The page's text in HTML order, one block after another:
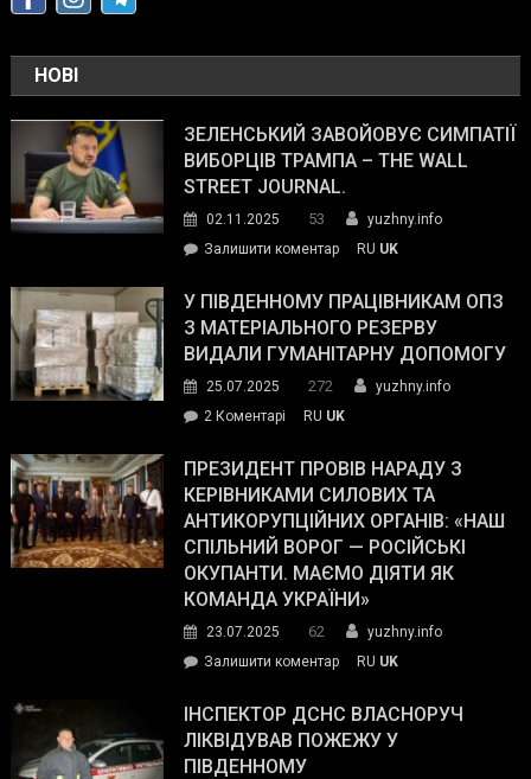
НОВІ
ЗЕЛЕНСЬКИЙ ЗАВОЙОВУЄ СИМПАТІЇ
ВИБОРЦІВ ТРАМПА – THE WALL
STREET JOURNAL.
02.11.2025 53
yuzhny.info
Залишити коментарon
завойовує
симпатії
виборців
The
Street
Journal.
RU UK
У ПІВДЕННОМУ ПРАЦІВНИКАМ ОПЗ
З МАТЕРІАЛЬНОГО РЕЗЕРВУ
ВИДАЛИ ГУМАНІТАРНУ ДОПОМОГУ
25.07.2025 272
yuzhny.info
2 Коментарі
Південному
працівникам
ОПЗ
з
матеріального
резерву
гуманітарну
допомогу
RU UK
ПРЕЗИДЕНТ ПРОВІВ НАРАДУ З
КЕРІВНИКАМИ СИЛОВИХ ТА
АНТИКОРУПЦІЙНИХ ОРГАНІВ: «НАШ
СПІЛЬНИЙ ВОРОГ — РОСІЙСЬКІ
ОКУПАНТИ. МАЄМО ДІЯТИ ЯК
КОМАНДА УКРАЇНИ»
23.07.2025 62
yuzhny.info
Залишити коментарon
провів
нараду
RU UK
ІНСПЕКТОР ДСНС ВЛАСНОРУЧ
ЛІКВІДУВАВ ПОЖЕЖУ У
ПІВДЕННОМУ